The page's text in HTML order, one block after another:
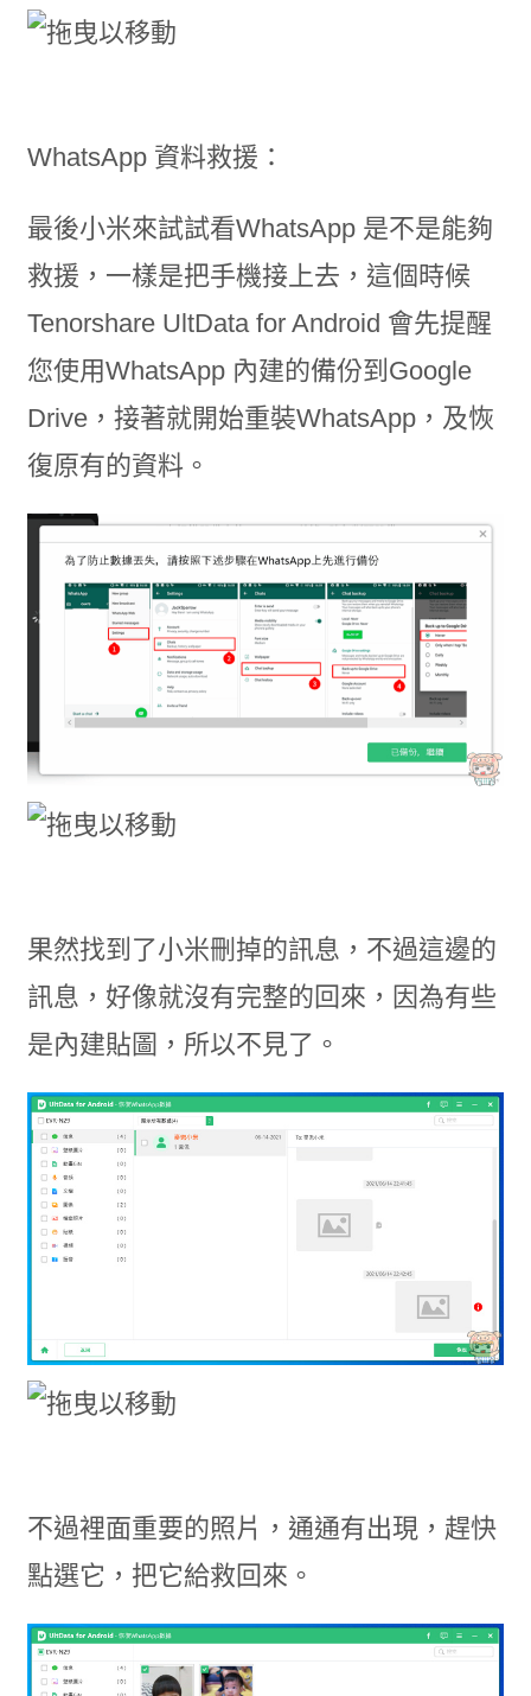
WhatsApp 資料救援：
最後小米來試試看WhatsApp 是不是能夠
救援，一樣是把手機接上去，這個時候
Tenorshare UltData for Android 會先提醒
您使用WhatsApp 內建的備份到Google
Drive，接著就開始重裝WhatsApp，及恢
復原有的資料。
果然找到了小米刪掉的訊息，不過這邊的
訊息，好像就沒有完整的回來，因為有些
是內建貼圖，所以不見了。
不過裡面重要的照片，通通有出現，趕快
點選它，把它給救回來。